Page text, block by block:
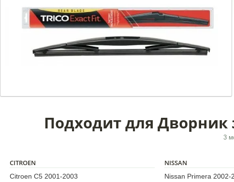
Подходит для Дворник
3
CITROEN
Citroen C5 2001-2003
NISSAN
Nissan Primera 2002-